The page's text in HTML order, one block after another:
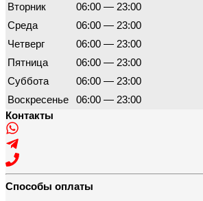
Вторник
06:00 — 23:00
Среда
06:00 — 23:00
Четверг
06:00 — 23:00
Пятница
06:00 — 23:00
Суббота
06:00 — 23:00
Воскресенье
06:00 — 23:00
Контакты
Способы оплаты